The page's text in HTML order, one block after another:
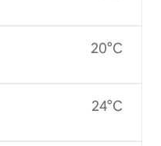
20°C
24°C